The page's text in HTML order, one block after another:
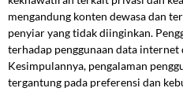
mengandung konten dewasa dan
penyiar yang tidak diinginkan.
terhadap penggunaan data internet
Kesimpulannya, pengalaman
tergantung pada preferensi dan